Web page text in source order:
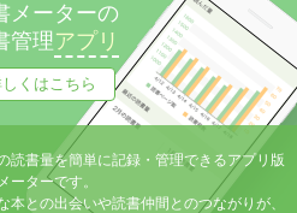
メーターの
管理アプリ
くはこちら
読書量を簡単に記録・管理できるアプリ版
ーターです。
本との出会いや読書仲間とのつながりが、